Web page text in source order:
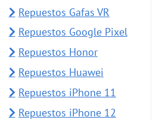
Repuestos Gafas VR
Repuestos Google Pixel
Repuestos Honor
Repuestos Huawei
Repuestos iPhone 11
Repuestos iPhone 12